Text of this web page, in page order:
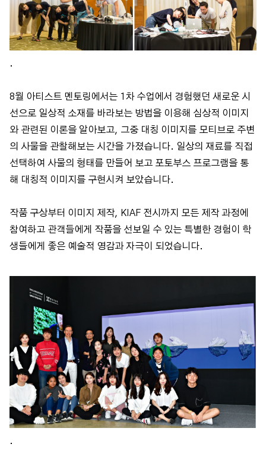
.
8월 아티스트 멘토링에서는 1차 수업에서 경험했던 새로운 시
선으로 일상적 소재를 바라보는 방법을 이용해 심상적 이미지
와 관련된 이론을 알아보고, 그중 대칭 이미지를 모티브로 주변
의 사물을 관찰해보는 시간을 가졌습니다. 일상의 재료를 직접
선택하여 사물의 형태를 만들어 보고 포토부스 프로그램을 통
해 대칭적 이미지를 구현시켜 보았습니다.
작품 구상부터 이미지 제작, KIAF 전시까지 모든 제작 과정에
참여하고 관객들에게 작품을 선보일 수 있는 특별한 경험이 학
생들에게 좋은 예술적 영감과 자극이 되었습니다.
.